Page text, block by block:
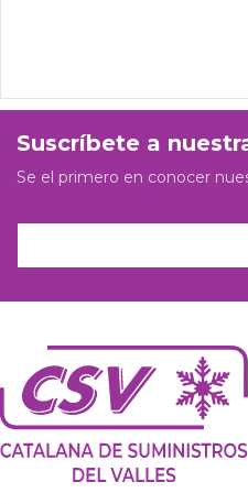
Suscríbete a
Se el primero en conocer